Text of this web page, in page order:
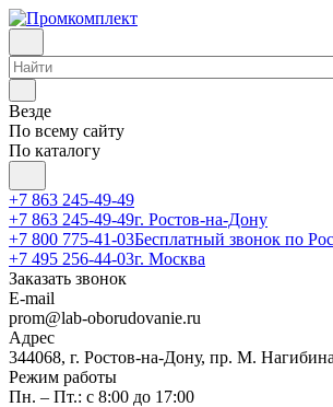
Везде
По всему сайту
По каталогу
+7 863 245-49-49
+7 863 245-49-49г. Ростов-на-Дону
+7 800 775-41-03Бесплатный звонок по
+7 495 256-44-03г. Москва
Заказать звонок
E-mail
prom@lab-oborudovanie.ru
Адрес
344068, г. Ростов-на-Дону, пр. М.
Режим работы
Пн. – Пт.: с 8:00 до 17:00